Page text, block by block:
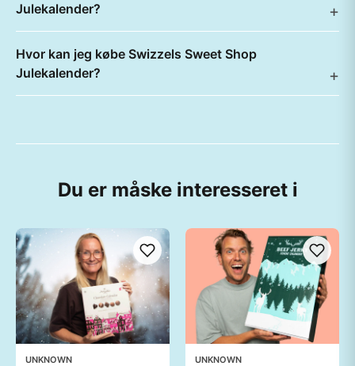
Julekalender?
Hvor kan jeg købe Swizzels Sweet Shop
Julekalender?
Du er måske interesseret i
UNKNOWN UNKNOWN